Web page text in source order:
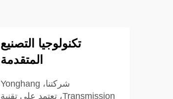
تكنولوجيا التصنيع
المتقدمة
شركتنا، Yonghang
Transmission، تعتمد على تقنية